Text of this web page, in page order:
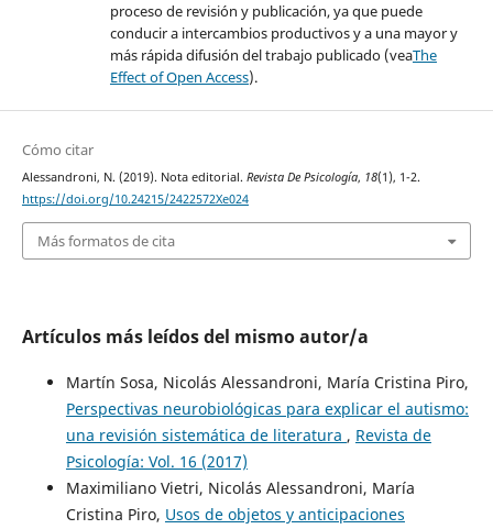
proceso de revisión y publicación, ya que puede
conducir a intercambios productivos y a una mayor y
más rápida difusión del trabajo publicado (veaThe
Effect of Open Access).
Cómo citar
Alessandroni, N. (2019). Nota editorial. Revista De Psicología, 18(1), 1-2.
https://doi.org/10.24215/2422572Xe024
Más formatos de cita
Artículos más leídos del mismo autor/a
Martín Sosa, Nicolás Alessandroni, María Cristina Piro,
Perspectivas neurobiológicas para explicar el autismo:
una revisión sistemática de literatura , Revista de
Psicología: Vol. 16 (2017)
Maximiliano Vietri, Nicolás Alessandroni, María
Cristina Piro, Usos de objetos y anticipaciones